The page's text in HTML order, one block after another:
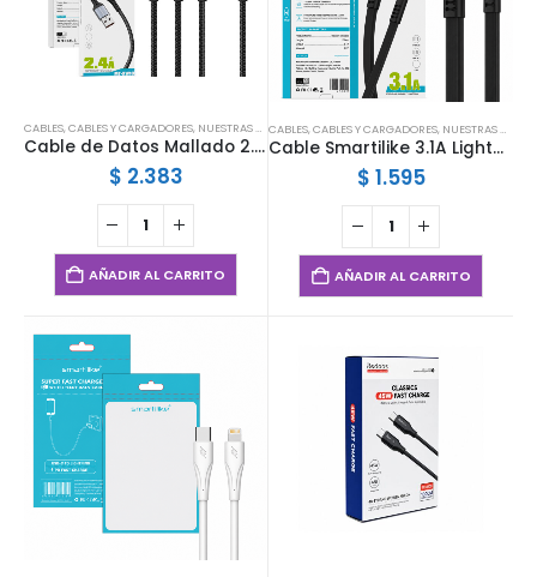
CABLES,CABLES Y CARGADORES, NUESTRAS MARCAS ,SMARTILIKE
Cable de Datos Mallado 2.4A Lightning Smartilike XW10
$ 2.383
AÑADIR AL CARRITO
CABLES,CABLES Y CARGADORES, NUESTRAS MARCAS
Cable Smartilike 3.1A Lightning MT-XC05
$ 1.595
AÑADIR AL CARRITO